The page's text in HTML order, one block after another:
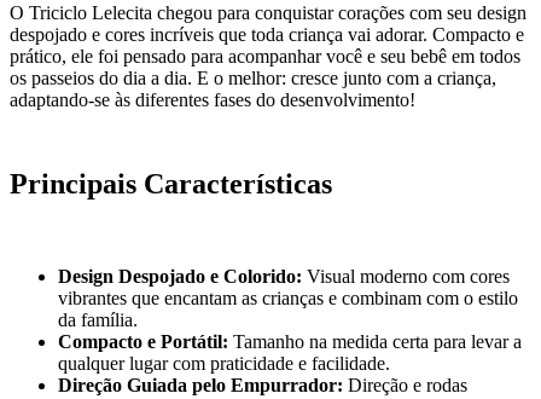
O Triciclo Lelecita chegou para conquistar corações com seu design
despojado e cores incríveis que toda criança vai adorar. Compacto e
prático, ele foi pensado para acompanhar você e seu bebê em todos
os passeios do dia a dia. E o melhor: cresce junto com a criança,
adaptando-se às diferentes fases do desenvolvimento!
Principais Características
Design Despojado e Colorido: Visual moderno com cores
vibrantes que encantam as crianças e combinam com o estilo
da família.
Compacto e Portátil: Tamanho na medida certa para levar a
qualquer lugar com praticidade e facilidade.
Direção Guiada pelo Empurrador: Direção e rodas